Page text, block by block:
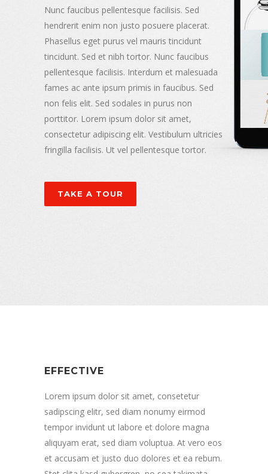
Nunc faucibus pellentesque facilisis. Sed
hendrerit enim non justo posuere placerat.
Phasellus eget purus vel mauris tincidunt
tincidunt. Sed et nibh tortor. Nunc faucibus
pellentesque facilisis. Interdum et malesuada
fames ac ante ipsum primis in faucibus. Sed
non felis elit. Sed sodales in purus non
porttitor. Lorem ipsum dolor sit amet,
consectetur adipiscing elit. Vestibulum ultricies
fringilla facilisis. Ut vel pellentesque tortor.
TAKE A TOUR
EFFECTIVE
Lorem ipsum dolor sit amet, consetetur
sadipscing elitr, sed diam nonumy eirmod
tempor invidunt ut labore et dolore magna
aliquyam erat, sed diam voluptua. At vero eos
et accusam et justo duo dolores et ea rebum.